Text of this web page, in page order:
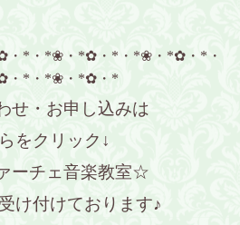
・*・*❀・*✿・*・*❀・*✿・*・
・*・*❀・*✿・*
せ・お申し込みは
をクリック↓
ーチェ音楽教室☆
け付けております♪